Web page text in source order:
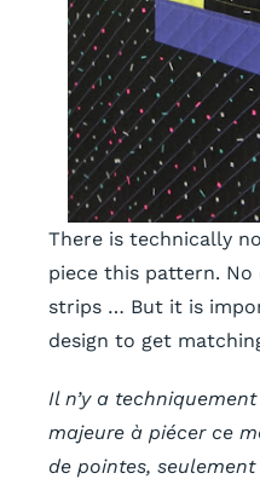
There is technically
piece this pattern.
strips … But it is
design to get
Il n’y a
majeure à piécer ce
de pointes,